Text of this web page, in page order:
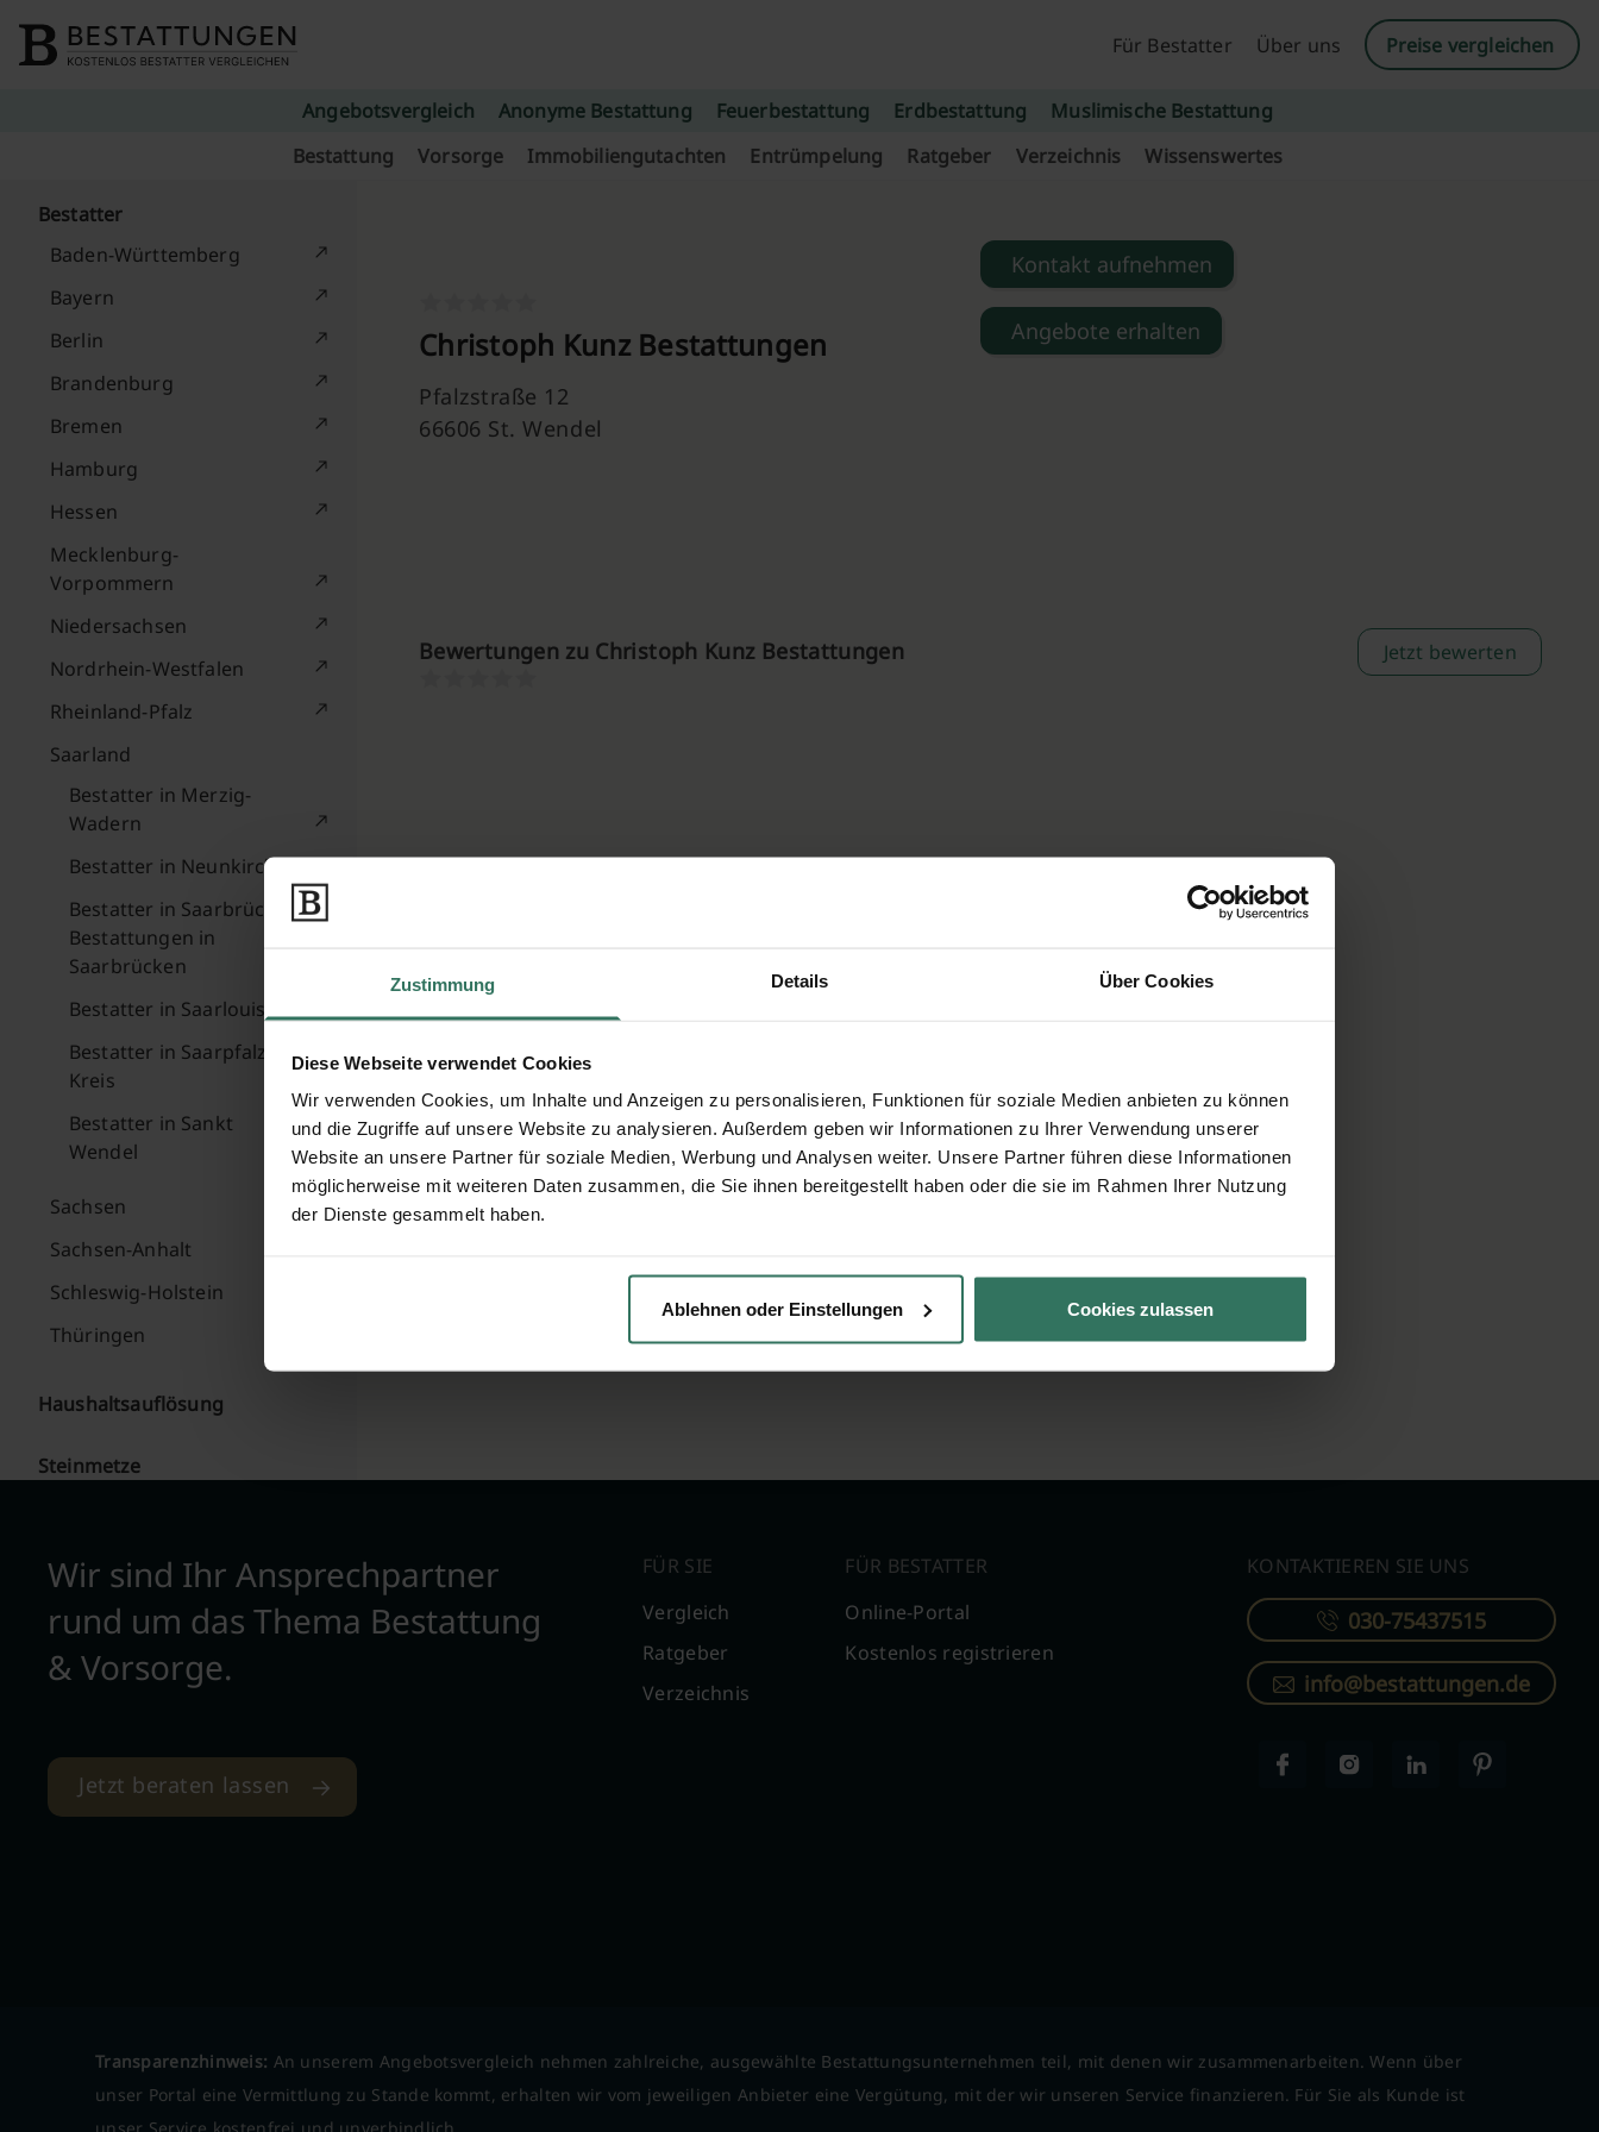
Zustimmung Details Über Cookies
Diese Webseite verwendet Cookies
Wir verwenden Cookies, um Inhalte und Anzeigen zu personalisieren, Funktionen für soziale Medien anbieten zu können
und die Zugriffe auf unsere Website zu analysieren. Außerdem geben wir Informationen zu Ihrer Verwendung unserer
Website an unsere Partner für soziale Medien, Werbung und Analysen weiter. Unsere Partner führen diese Informationen
möglicherweise mit weiteren Daten zusammen, die Sie ihnen bereitgestellt haben oder die sie im Rahmen Ihrer Nutzung
der Dienste gesammelt haben.
Ablehnen oder Einstellungen Cookies zulassen
Für Bestatter
Über uns Preise vergleichen
Angebotsvergleich Anonyme Bestattung Feuerbestattung Erdbestattung
Muslimische Bestattung
Bestattung
Vorsorge Immobiliengutachten Entrümpelung Ratgeber Verzeichnis Wissenswertes
Bestatter
Baden-Württemberg
Bayern
Berlin
Brandenburg
Bremen
Hamburg
Hessen
Mecklenburg-
Vorpommern
Niedersachsen
Nordrhein-Westfalen
Rheinland-Pfalz
Saarland
Bestatter in Merzig-
Wadern
Bestatter in Neunkirchen
Bestatter in Saarbrücken –
Bestattungen in
Saarbrücken
Bestatter in Saarlouis
Bestatter in Saarpfalz-
Kreis
Bestatter in Sankt
Wendel
Sachsen
Sachsen-Anhalt
Schleswig-Holstein
Thüringen
Haushaltsauflösung
Steinmetze
Christoph Kunz Bestattungen
Pfalzstraße 12
66606 St. Wendel
Kontakt aufnehmen
Angebote erhalten
Bewertungen zu Christoph Kunz Bestattungen Jetzt bewerten
Wir sind Ihr Ansprechpartner
rund um das Thema Bestattung
& Vorsorge.
Jetzt beraten lassen
FÜR SIE
Vergleich
Ratgeber
Verzeichnis
FÜR BESTATTER
Online-Portal
Kostenlos registrieren
KONTAKTIEREN SIE UNS
030-75437515
info@bestattungen.de
Transparenzhinweis: An unserem Angebotsvergleich nehmen zahlreiche, ausgewählte Bestattungsunternehmen teil, mit denen wir zusammenarbeiten. Wenn über
unser Portal eine Vermittlung zu Stande kommt, erhalten wir vom jeweiligen Anbieter eine Vergütung, mit der wir unseren Service finanzieren. Für Sie als Kunde ist